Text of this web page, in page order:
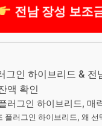
전남 장성 보조
인 하이브리드 & 전
액 확인
러그인 하이브리드, 매
러그인 하이브리드, 왜 선